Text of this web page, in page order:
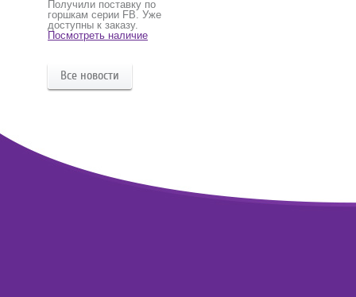
Получили поставку по
горшкам серии FB. Уже
доступны к заказу.
Посмотреть наличие
Все новости